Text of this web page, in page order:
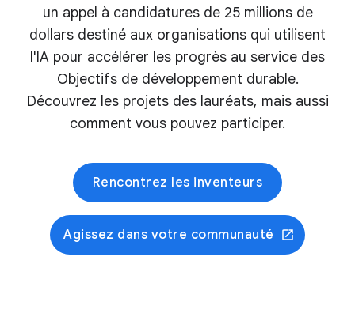
un appel à candidatures de 25 millions de
dollars destiné aux organisations qui utilisent
l'IA pour accélérer les progrès au service des
Objectifs de développement durable.
Découvrez les projets des lauréats, mais aussi
comment vous pouvez participer.
Rencontrez les inventeurs
Agissez dans votre communauté